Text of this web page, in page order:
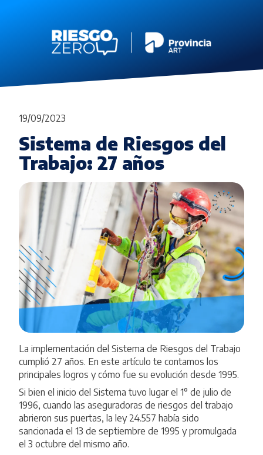
19/09/2023
Sistema de Riesgos del
Trabajo: 27 años
La implementación del Sistema de Riesgos del Trabajo
cumplió 27 años. En este artículo te contamos los
principales logros y cómo fue su evolución desde 1995.
Si bien el inicio del Sistema tuvo lugar el 1° de julio de
1996, cuando las aseguradoras de riesgos del trabajo
abrieron sus puertas, la ley 24.557 había sido
sancionada el 13 de septiembre de 1995 y promulgada
el 3 octubre del mismo año.